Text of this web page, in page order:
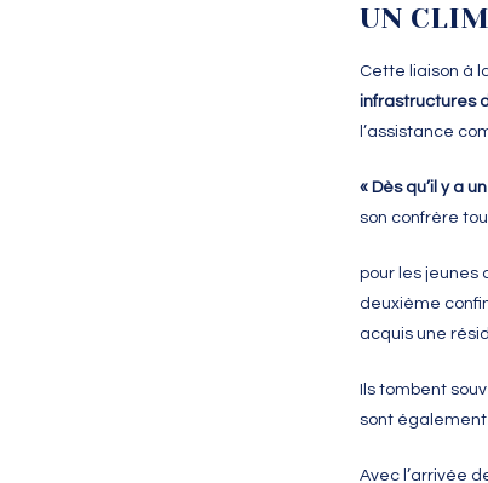
UN
Cette liaison à
infrastructures
l’assistance
« Dès qu’il y a
son confrère
pour les jeunes
deuxième
acquis une
Ils tombent
sont
Avec l’arrivée